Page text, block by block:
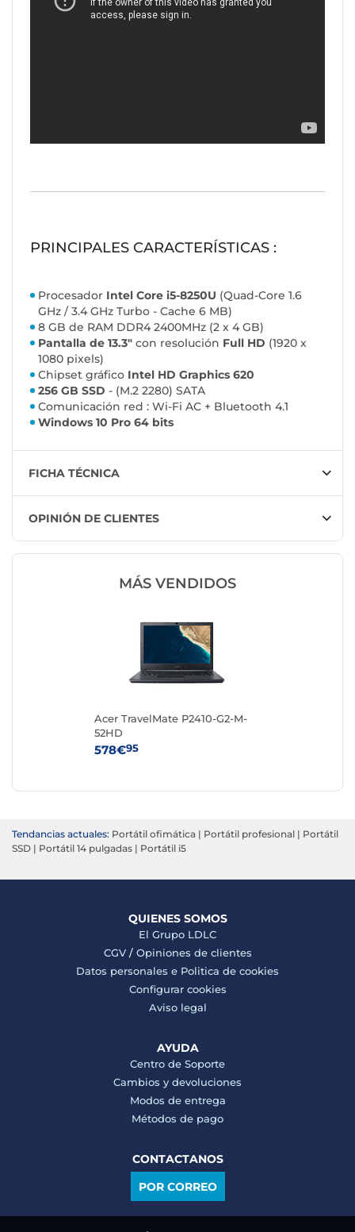
PRINCIPALES CARACTERÍSTICAS :
Procesador Intel Core i5-8250U (Quad-Core 1.6
GHz / 3.4 GHz Turbo - Cache 6 MB)
8 GB de RAM DDR4 2400MHz (2 x 4 GB)
Pantalla de 13.3" con resolución Full HD (1920 x
1080 pixels)
Chipset gráfico Intel HD Graphics 620
256 GB SSD - (M.2 2280) SATA
Comunicación red : Wi-Fi AC + Bluetooth 4.1
Windows 10 Pro 64 bits
FICHA TÉCNICA
OPINIÓN DE CLIENTES
MÁS VENDIDOS
Acer TravelMate P2410-G2-M-
52HD
578€95
Tendancias actuales: Portátil ofimática | Portátil profesional | Portátil
SSD | Portátil 14 pulgadas | Portátil i5
QUIENES SOMOS
El Grupo LDLC
CGV/ Opiniones de clientes
Datos personales e Politica de cookies
Configurar cookies
Aviso legal
AYUDA
Centro de Soporte
Cambios y devoluciones
Modos de entrega
Métodos de pago
CONTACTANOS
POR CORREO